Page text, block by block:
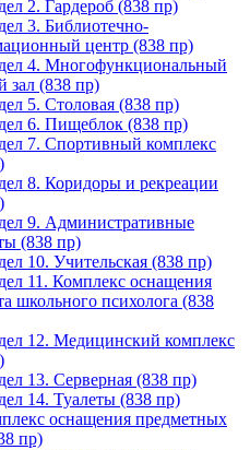
2. Гардероб (838 пр)
3. Библиотечно-
центр (838 пр)
4. Многофункциональный
зал (838 пр)
5. Столовая (838 пр)
6. Пищеблок (838 пр)
7. Спортивный комплекс
8. Коридоры и рекреации
9. Административные
(838 пр)
10. Учительская (838 пр)
11. Комплекс оснащения
школьного психолога (838
12. Медицинский комплекс
13. Серверная (838 пр)
14. Туалеты (838 пр)
оснащения предметных
пр)